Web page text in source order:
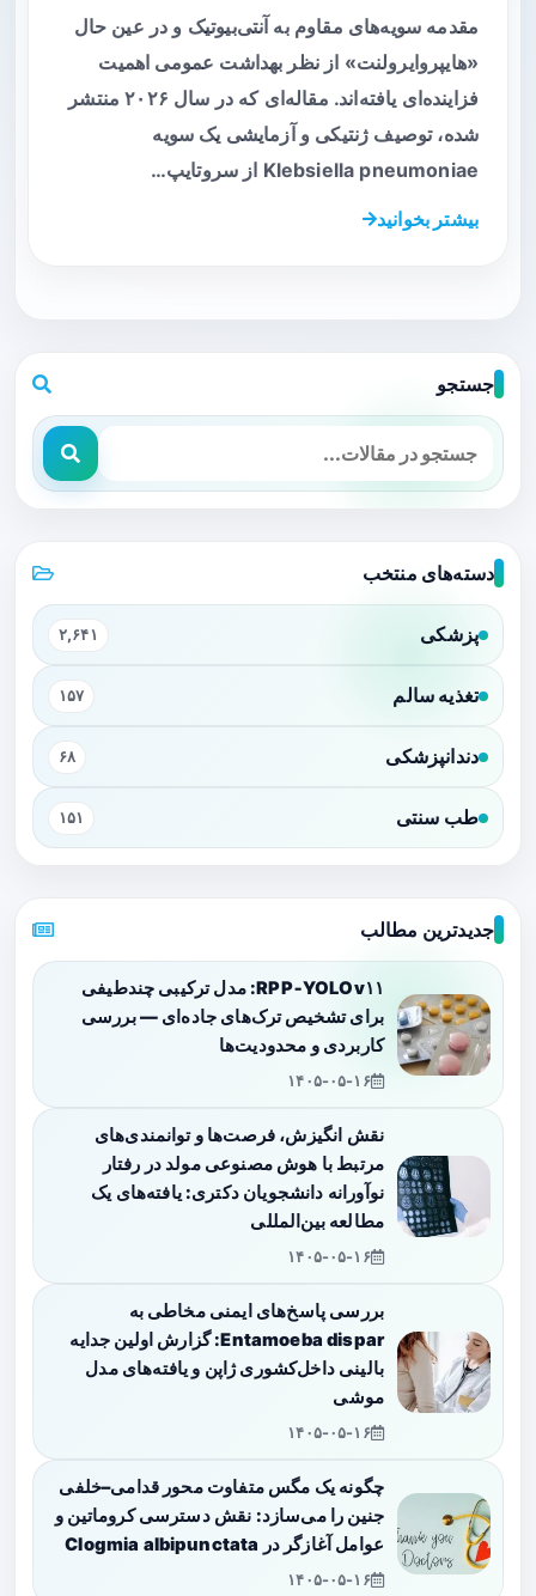
مقدمه سویه‌های مقاوم به آنتی‌بیوتیک و در عین حال
«هایپروایرولنت» از نظر بهداشت عمومی اهمیت
فزاینده‌ای یافته‌اند. مقاله‌ای که در سال ۲۰۲۶ منتشر
شده، توصیف ژنتیکی و آزمایشی یک سویه
Klebsiella pneumoniae از سروتایپ…
بیشتر بخوانید
جستجو
دسته‌های منتخب
پزشکی ۲,۶۴۱
تغذیه سالم ۱۵۷
دندانپزشکی ۶۸
طب سنتی ۱۵۱
جدیدترین مطالب
RPP‑YOLOv۱۱: مدل ترکیبی چندطیفی
برای تشخیص ترک‌های جاده‌ای — بررسی
کاربردی و محدودیت‌ها
۱۴۰۵-۰۵-۱۶
نقش انگیزش، فرصت‌ها و توانمندی‌های
مرتبط با هوش مصنوعی مولد در رفتار
نوآورانه دانشجویان دکتری: یافته‌های یک
مطالعه بین‌المللی
۱۴۰۵-۰۵-۱۶
بررسی پاسخ‌های ایمنی مخاطی به
Entamoeba dispar: گزارش اولین جدایه
بالینی داخل‌کشوری ژاپن و یافته‌های مدل
موشی
۱۴۰۵-۰۵-۱۶
چگونه یک مگس متفاوت محور قدامی–خلفی
جنین را می‌سازد: نقش دسترسی کروماتین و
عوامل آغازگر در Clogmia albipunctata
۱۴۰۵-۰۵-۱۶